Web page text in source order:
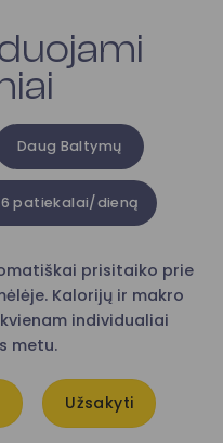
Daug Baltymų
patiekalai/dieną
prisitaiko prie
Kalorijų ir makro
individualiai
metu.
Užsakyti